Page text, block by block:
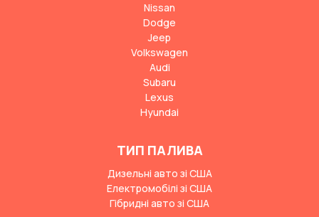
Nissan
Dodge
Jeep
Volkswagen
Audi
Subaru
Lexus
Hyundai
ТИП ПАЛИВА
Дизельні авто зі США
Електромобілі зі США
Гібридні авто зі США